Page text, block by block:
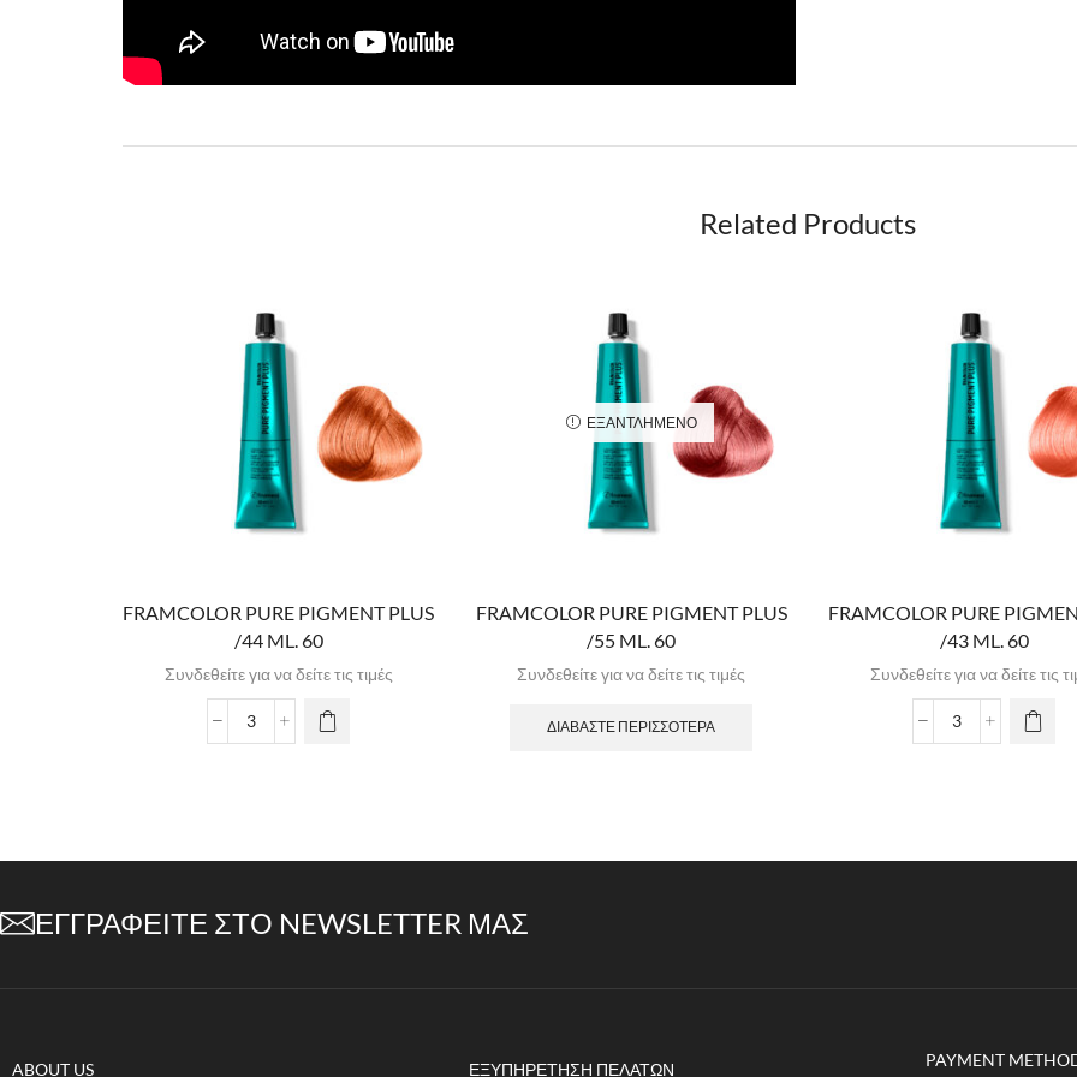
Related Products
FRAMCOLOR PURE PIGMENT PLUS
/44 ML. 60
Συνδεθείτε για να δείτε τις τιμές
ΕΞΑΝΤΛΗΜΈΝΟ
FRAMCOLOR PURE PIGMENT PLUS
/55 ML. 60
Συνδεθείτε για να δείτε τις τιμές
ΔΙΑΒΆΣΤΕ ΠΕΡΙΣΣΌΤΕΡΑ
FRAMCOLOR PURE
/43 ML. 60
Συνδεθείτε για να δείτε τις
ΕΓΓΡΑΦΕΊΤΕ ΣΤΟ NEWSLETTER ΜΑΣ
ABOUT US ΕΞΥΠΗΡΈΤΗΣΗ ΠΕΛΑΤΏΝ PAYMENT